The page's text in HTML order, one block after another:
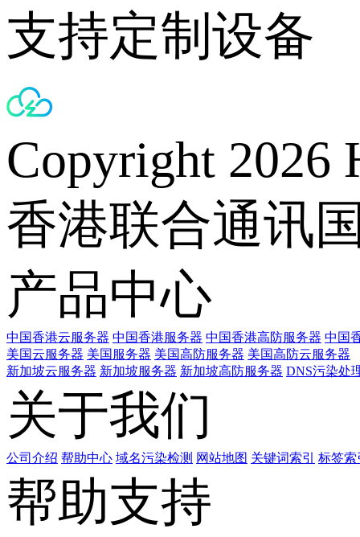
支持定制设备
Copyright 2026
香港联合通讯
产品中心
中国香港云服务器 中国香港服务器 中国香港高防服务器 中国
美国云服务器 美国服务器 美国高防服务器 美国高防云服务器
新加坡云服务器 新加坡服务器 新加坡高防服务器 DNS污染处
关于我们
公司介绍 帮助中心 域名污染检测 网站地图 关键词索引 标签索
帮助支持